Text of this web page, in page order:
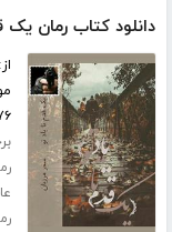
دانلود کتاب رمان یک